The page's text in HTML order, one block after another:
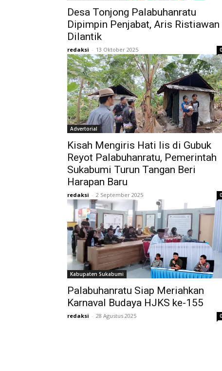
Desa Tonjong Palabuhanratu
Dipimpin Penjabat, Aris Ristiawan
Dilantik
redaksi - 13 Oktober 2025 0
Advertorial
Kisah Mengiris Hati Iis di Gubuk
Reyot Palabuhanratu, Pemerintah
Sukabumi Turun Tangan Beri
Harapan Baru
redaksi - 2 September 2025 0
Kabupaten Sukabumi
Palabuhanratu Siap Meriahkan
Karnaval Budaya HJKS ke-155
redaksi - 28 Agustus 2025 0